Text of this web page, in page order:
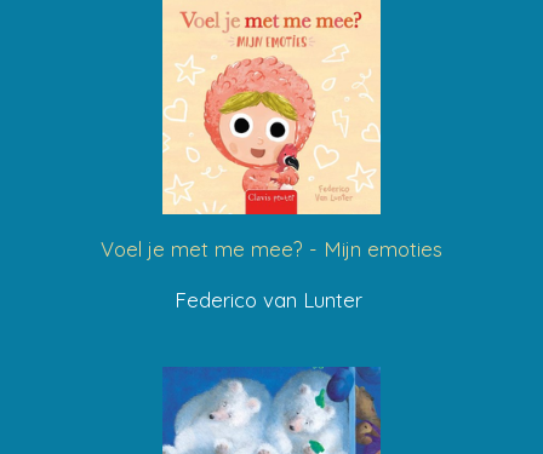
Voel je met me mee? - Mijn emoties
Federico van Lunter